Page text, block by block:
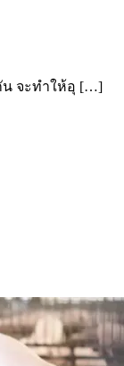
น จะทำให้อุ […]